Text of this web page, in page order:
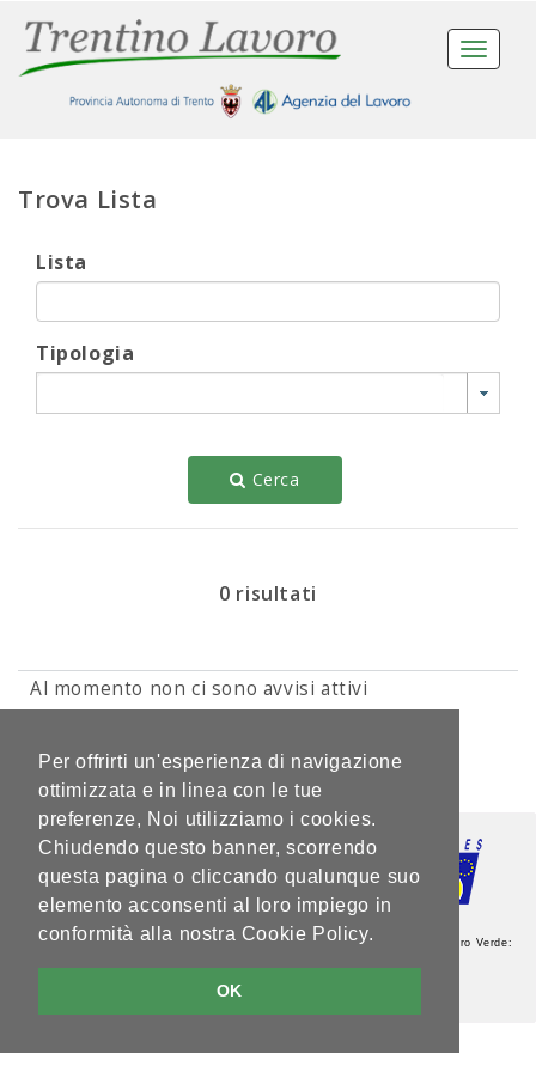
Per offrirti un'esperienza di navigazione
ottimizzata e in linea con le tue
preferenze, Noi utilizziamo i cookies.
Chiudendo questo banner, scorrendo
questa pagina o cliccando qualunque suo
elemento acconsenti al loro impiego in
conformità alla nostra Cookie Policy.
OK
Toggle
Trova Lista
Lista
Tipologia
Cerca
0 risultati
Al momento non ci sono avvisi attivi
Agenzia del Lavoro - Sede Centrale - Via Guardini, 75 - 38121 Trento - Numero Verde: